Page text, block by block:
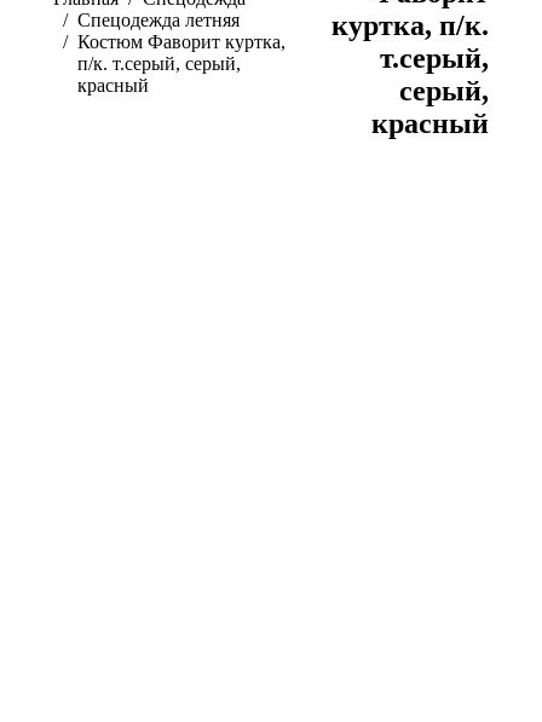
Спецодежда летняя
Костюм Фаворит куртка,
п/к. т.серый, серый,
красный
куртка, п/к.
т.серый,
серый,
красный